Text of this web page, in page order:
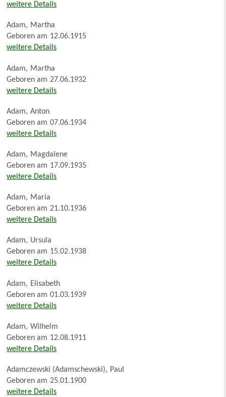
weitere Details
Adam, Martha
Geboren am 12.06.1915
weitere Details
Adam, Martha
Geboren am 27.06.1932
weitere Details
Adam, Anton
Geboren am 07.06.1934
weitere Details
Adam, Magdalene
Geboren am 17.09.1935
weitere Details
Adam, Maria
Geboren am 21.10.1936
weitere Details
Adam, Ursula
Geboren am 15.02.1938
weitere Details
Adam, Elisabeth
Geboren am 01.03.1939
weitere Details
Adam, Wilhelm
Geboren am 12.08.1911
weitere Details
Adamczewski (Adamschewski), Paul
Geboren am 25.01.1900
weitere Details